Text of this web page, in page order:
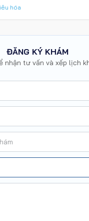
hóa
ĐĂNG KÝ KHÁM
nhận tư vấn và xếp lịch